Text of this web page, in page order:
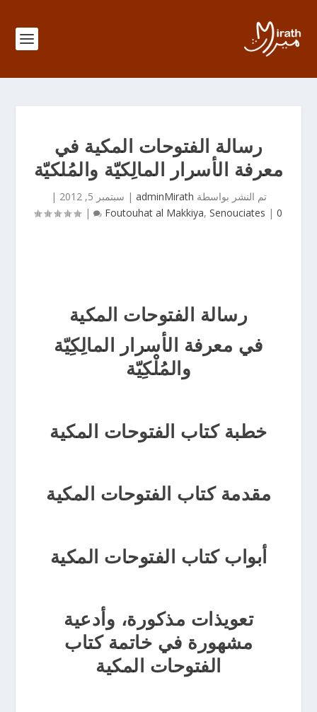
رسالة الفتوحات المكية في
معرفة الأسرار المالِكيّة والمُلكيّة
تم النشر بواسطة adminMirath
| سبتمبر 5, 2012
|
Foutouhat al Makkiya, Senouciates | 0
|
رسالة الفتوحات المكية
في معرفة الأسرار المالِكِيّة
والمُلْكِيّة
خطبة كتاب الفتوحات المكية
مقدمة كتاب الفتوحات المكية
أبواب كتاب الفتوحات المكية
تعويذات مذكورة، وأدعية
مشهورة في خاتمة كتاب
الفتوحات المكية